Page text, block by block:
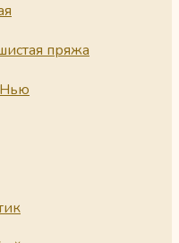
пряжа